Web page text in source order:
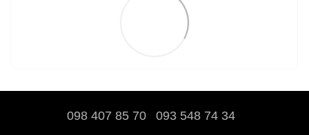
098 407 85 70 093 548 74 34